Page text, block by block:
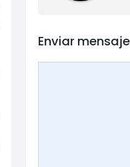
Enviar